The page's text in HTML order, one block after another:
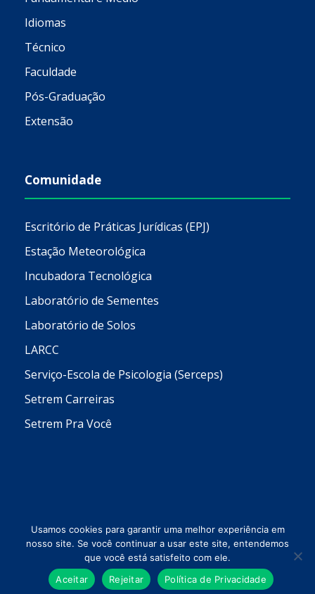
Idiomas
Técnico
Faculdade
Pós-Graduação
Extensão
Comunidade
Escritório de Práticas Jurídicas (EPJ)
Estação Meteorológica
Incubadora Tecnológica
Laboratório de Sementes
Laboratório de Solos
LARCC
Serviço-Escola de Psicologia (Serceps)
Setrem Carreiras
Setrem Pra Você
Todos os direitos reservados © 2026 Setrem
Usamos cookies para garantir uma melhor experiência em
nosso site. Se você continuar a usar este site, entendemos
que você está satisfeito com ele.
Aceitar
Rejeitar Política de Privacidade